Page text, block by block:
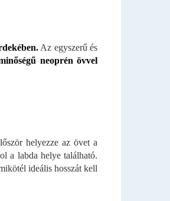
Az egyszerű és
neoprén övvel
helyezze az övet a
a labda helye található.
ideális hosszát kell